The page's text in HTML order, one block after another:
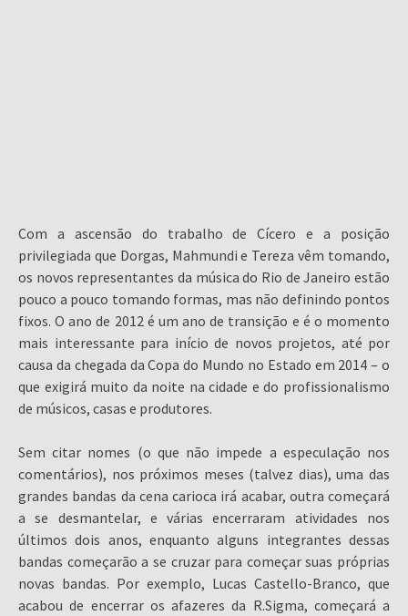
Com a ascensão do trabalho de Cícero e a posição
privilegiada que Dorgas, Mahmundi e Tereza vêm tomando,
os novos representantes da música do Rio de Janeiro estão
pouco a pouco tomando formas, mas não definindo pontos
fixos. O ano de 2012 é um ano de transição e é o momento
mais interessante para início de novos projetos, até por
causa da chegada da Copa do Mundo no Estado em 2014 – o
que exigirá muito da noite na cidade e do profissionalismo
de músicos, casas e produtores.
Sem citar nomes (o que não impede a especulação nos
comentários), nos próximos meses (talvez dias), uma das
grandes bandas da cena carioca irá acabar, outra começará
a se desmantelar, e várias encerraram atividades nos
últimos dois anos, enquanto alguns integrantes dessas
bandas começarão a se cruzar para começar suas próprias
novas bandas. Por exemplo, Lucas Castello-Branco, que
acabou de encerrar os afazeres da R.Sigma, começará a